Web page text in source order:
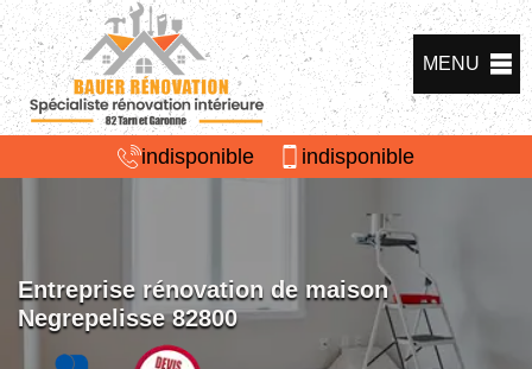
MENU
indisponible indisponible
Entreprise rénovation de maison
Negrepelisse 82800